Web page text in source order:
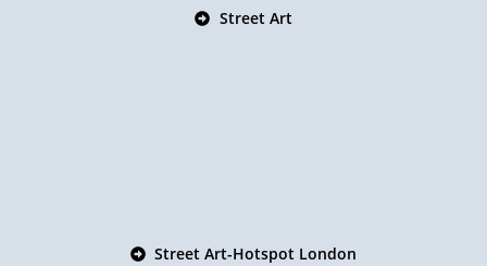
Street Art
Street Art-Hotspot London